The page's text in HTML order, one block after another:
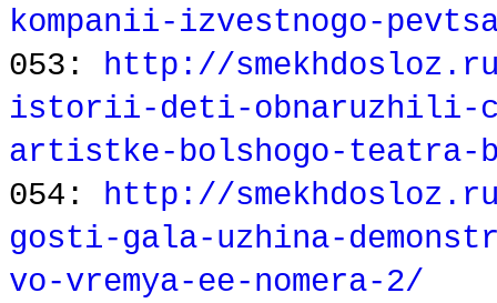
kompanii-izvestnogo-
053: http://
istorii-deti-obnaruzhili-
artistke-bolshogo-teatra-
054: http://
gosti-gala-uzhina-
vo-vremya-ee-nomera-2/